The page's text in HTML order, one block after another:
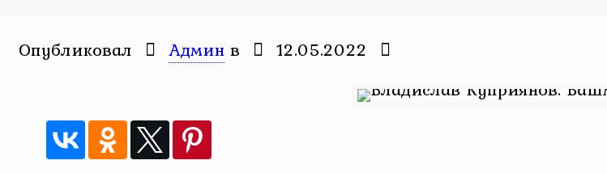
Опубликовал Админ в 12.05.2022